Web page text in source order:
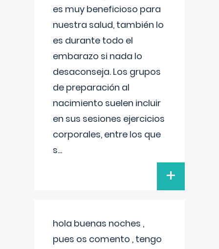
es muy beneficioso para
nuestra salud, también lo
es durante todo el
embarazo si nada lo
desaconseja. Los grupos
de preparación al
nacimiento suelen incluir
en sus sesiones ejercicios
corporales, entre los que
s...
+
hola buenas noches ,
pues os comento , tengo